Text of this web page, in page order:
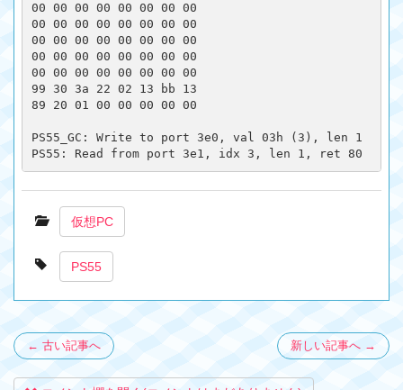
00 00 00 00 00 00 00 00
00 00 00 00 00 00 00 00
00 00 00 00 00 00 00 00
00 00 00 00 00 00 00 00
00 00 00 00 00 00 00 00
99 30 3a 22 02 13 bb 13
89 20 01 00 00 00 00 00
PS55_GC: Write to port 3e0, val 03h (3), len 1
仮想PC
PS55
← 古い記事へ 新しい記事へ →